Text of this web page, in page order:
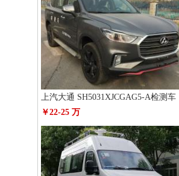
上汽大通 SH5031XJCGAG5-A检测车
￥22-25 万